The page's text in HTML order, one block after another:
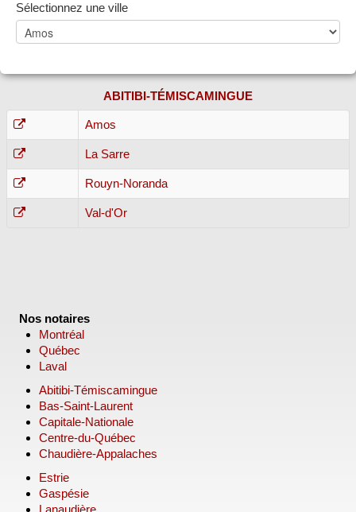
Sélectionnez une ville
ABITIBI-TÉMISCAMINGUE
Amos
La Sarre
Rouyn-Noranda
Val-d'Or
Nos notaires
Montréal
Québec
Laval
Abitibi-Témiscamingue
Bas-Saint-Laurent
Capitale-Nationale
Centre-du-Québec
Chaudière-Appalaches
Estrie
Gaspésie